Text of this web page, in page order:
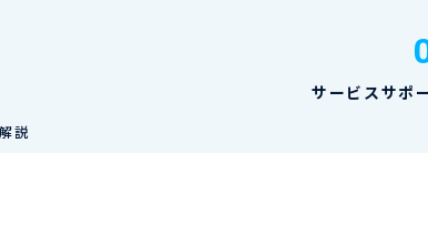
サービスサポ
説